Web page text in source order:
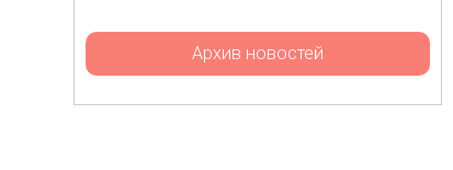
Архив новостей